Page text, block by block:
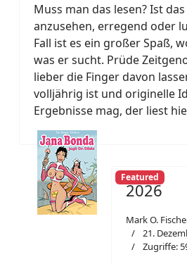
Muss man das lesen? Ist
anzusehen, erregend oder
Fall ist es ein großer Spaß,
was er sucht. Prüde
lieber die Finger davon
volljährig ist und originelle
Ergebnisse mag, der liest
Featured
2026
Mark O.
21.
Zugriffe: